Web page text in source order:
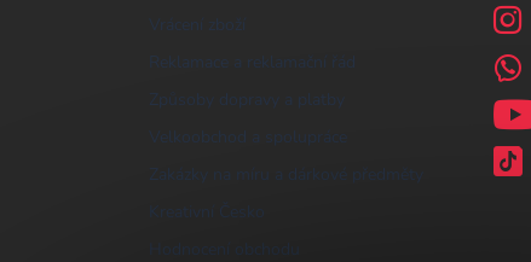
Vrácení zboží
Reklamace a reklamační řád
Způsoby dopravy a platby
Velkoobchod a spolupráce
Zakázky na míru a dárkové předměty
Kreativní Česko